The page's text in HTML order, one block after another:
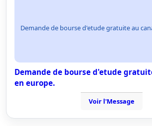
Demande de bourse d'etude gratuite au
Demande de bourse d'etude
en europe.
Voir l'Message